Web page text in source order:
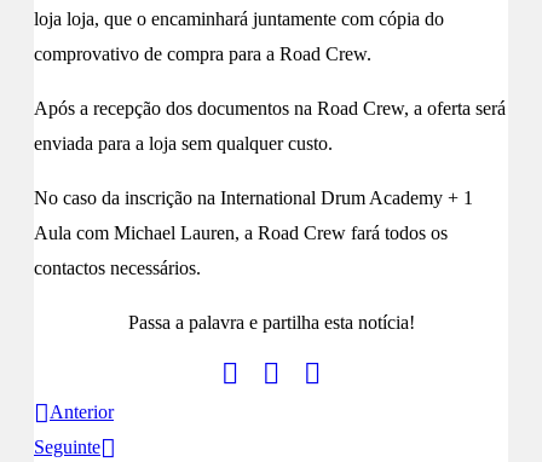
loja loja, que o encaminhará juntamente com cópia do
comprovativo de compra para a Road Crew.
Após a recepção dos documentos na Road Crew, a oferta será
enviada para a loja sem qualquer custo.
No caso da inscrição na International Drum Academy + 1
Aula com Michael Lauren, a Road Crew fará todos os
contactos necessários.
Passa a palavra e partilha esta notícia!
Anterior
Seguinte